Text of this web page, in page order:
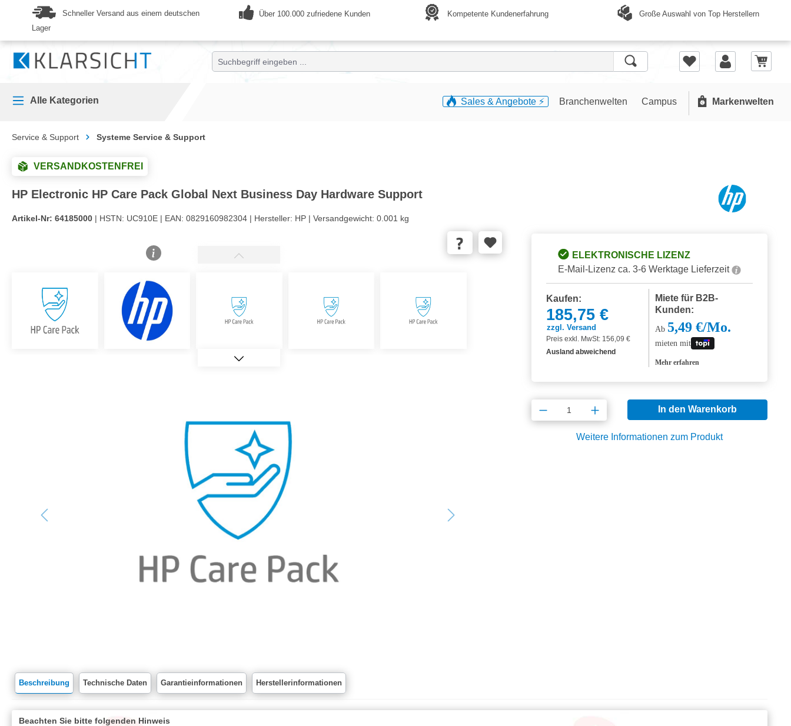
Zur Hauptnavigation springen
Schneller Versand aus einem deutschen
Lager
Über 100.000 zufriedene Kunden Kompetente Kundenerfahrung Große Auswahl von Top Herstellern
Alle Kategorien Sales & Angebote ⚡️ Branchenwelten Campus Markenwelten
Service & Support Systeme Service & Support
VERSANDKOSTENFREI
HP Electronic HP Care Pack Global Next Business Day Hardware Support
Artikel-Nr: 64185000 | HSTN: UC910E | EAN: 0829160982304 | Hersteller: HP | Versandgewicht: 0.001 kg
ELEKTRONISCHE LIZENZ
E-Mail-Lizenz ca. 3-6 Werktage Lieferzeit
Kaufen:
185,75 €
zzgl. Versand
Preis exkl. MwSt: 156,09 €
Ausland abweichend
Miete für B2B-
Kunden:
Ab 5,49 €/Mo.
mieten mit
Mehr erfahren
Produkt Anzahl: Gib den gewünschten
In den Warenkorb
Weitere Informationen zum Produkt
Beschreibung Technische Daten Garantieinformationen Herstellerinformationen
Beachten Sie bitte folgenden Hinweis